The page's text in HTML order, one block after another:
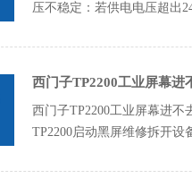
压不稳定‌：若供电电压超出‌
西门子TP2200工业屏幕进
西门子TP2200工业屏幕进不
TP2200启动黑屏维修拆开